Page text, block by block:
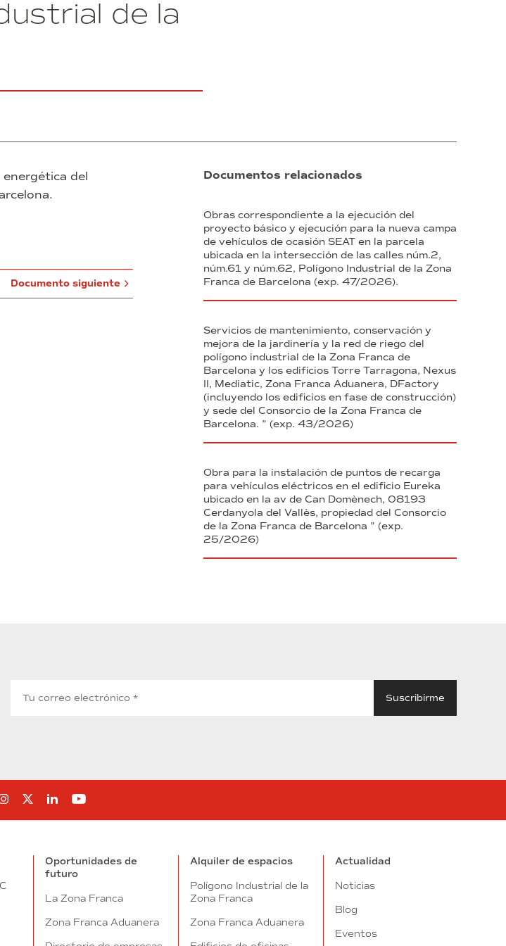
de la
del
asistencia
primaria
Documento siguiente
Documentos relacionados
Obras correspondiente a la ejecución del
proyecto básico y ejecución para la nueva campa
de vehículos de ocasión SEAT en la parcela
ubicada en la intersección de las calles núm.2,
núm.61 y núm.62, Polígono Industrial de la Zona
Franca de Barcelona (exp. 47/2026).
Servicios de mantenimiento, conservación y
mejora de la jardinería y la red de riego del
polígono industrial de la Zona Franca de
Barcelona y los edificios Torre Tarragona, Nexus
II, Mediatic, Zona Franca Aduanera, DFactory
(incluyendo los edificios en fase de construcción)
y sede del Consorcio de la Zona Franca de
Barcelona. ” (exp. 43/2026)
Obra para la instalación de puntos de recarga
para vehículos eléctricos en el edificio Eureka
ubicado en la av de Can Domènech, 08193
Cerdanyola del Vallès, propiedad del Consorcio
de la Zona Franca de Barcelona ” (exp.
25/2026)
en Facebook
en Instagram
Síguenos en Twitter
Síguenos en Linkedin
Síguenos en Youtube
Oportunidades de
futuro
La Zona Franca
Zona Franca Aduanera
Alquiler de espacios
Polígono Industrial de la
Zona Franca
Zona Franca Aduanera
Actualidad
Noticias
Blog
Eventos